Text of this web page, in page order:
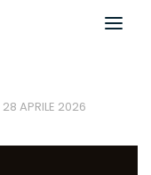
28 APRILE 2026